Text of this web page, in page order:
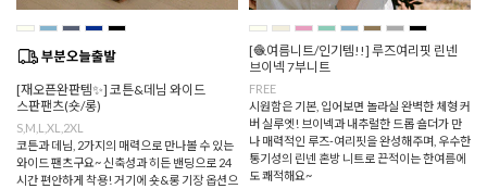
[재오픈완판템✨] 코튼&데님 와이드
스판팬츠(숏/롱)
S,M,L,XL,2XL
코튼과 데님, 2가지의 매력으로 만나볼 수 있는
와이드 팬츠구요~ 신축성과 히든 밴딩으로 24
시간 편안하게 착용! 거기에 숏&롱 기장 옵션으
[🧶여름니트/인기템!!] 루즈여리핏 린넨
브이넥 7부니트
FREE
시원함은 기본, 입어보면 놀라실 완벽한 체형 커
버 실루엣! 브이넥과 내추럴한 드롭 숄더가 만
나 매력적인 루즈-여리핏을 완성해주며, 우수한
통기성의 린넨 혼방 니트로 끈적이는 한여름에
도 쾌적해요~